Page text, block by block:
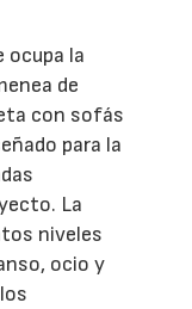
ocupa la
de
con sofás
para la
La
niveles
ocio y